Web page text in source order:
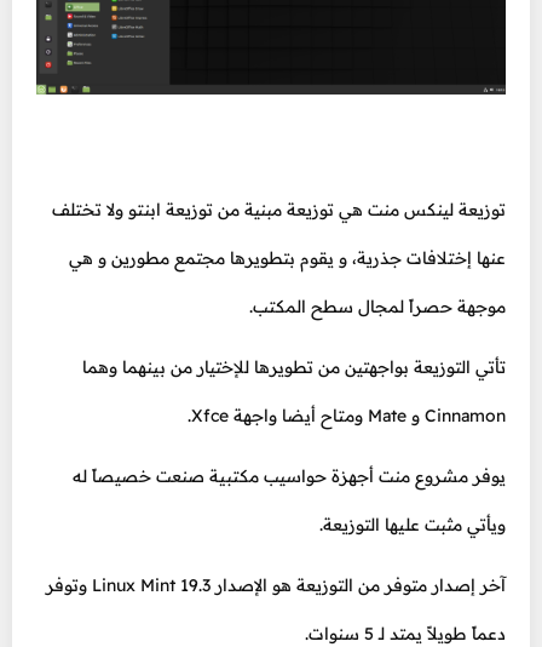
توزيعة لينكس منت هي توزيعة مبنية من توزيعة ابنتو ولا تختلف
عنها إختلافات جذرية، و يقوم بتطويرها مجتمع مطورين و هي
موجهة حصراً لمجال سطح المكتب.
تأتي التوزيعة بواجهتين من تطويرها للإختيار من بينهما وهما
Cinnamon و Mate ومتاح أيضا واجهة Xfce.
يوفر مشروع منت أجهزة حواسيب مكتبية صنعت خصيصاً له
ويأتي مثبت عليها التوزيعة.
آخر إصدار متوفر من التوزيعة هو الإصدار Linux Mint 19.3 وتوفر
دعماً طويلاً يمتد لـ 5 سنوات.